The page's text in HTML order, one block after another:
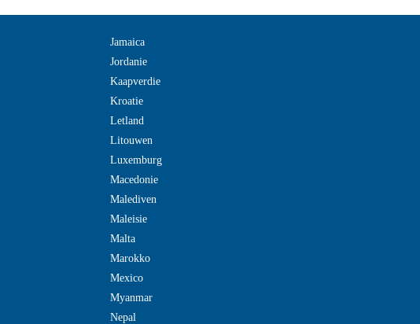
Jamaica
Jordanie
Kaapverdie
Kroatie
Letland
Litouwen
Luxemburg
Macedonie
Malediven
Maleisie
Malta
Marokko
Mexico
Myanmar
Nepal